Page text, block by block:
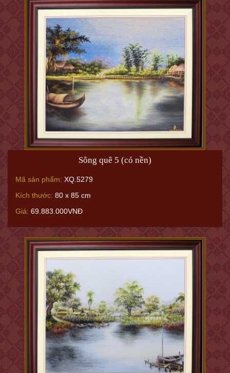
Sông quê 5 (có nền)
Mã sản phẩm: XQ.5279
Kích thước: 80 x 85 cm
Giá: 69.883.000VNĐ